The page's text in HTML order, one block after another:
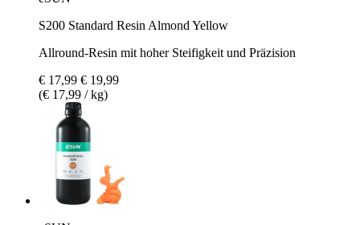
S200 Standard Resin Almond Yellow
Allround-Resin mit hoher Steifigkeit und Präzision
€ 17,99 € 19,99
(€ 17,99 / kg)